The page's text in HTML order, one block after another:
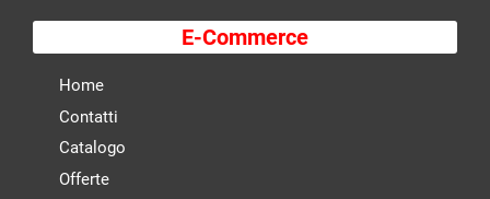
E-Commerce
Home
Contatti
Catalogo
Offerte